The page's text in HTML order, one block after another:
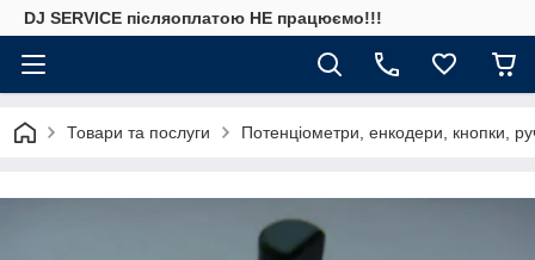
DJ SERVICE пiсляоплатою НЕ працюємо!!!
Товари та послуги Потенціометри, енкодери, кнопки,